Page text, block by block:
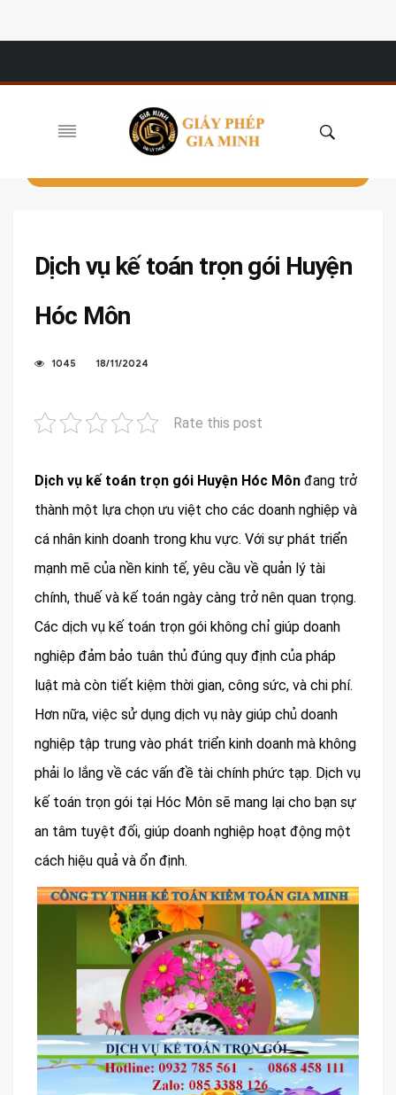
Dịch vụ kế toán trọn gói Huyện
Hóc Môn
1045 18/11/2024
Rate this post
Dịch vụ kế toán trọn gói Huyện Hóc Môn đang trở
thành một lựa chọn ưu việt cho các doanh nghiệp và
cá nhân kinh doanh trong khu vực. Với sự phát triển
mạnh mẽ của nền kinh tế, yêu cầu về quản lý tài
chính, thuế và kế toán ngày càng trở nên quan trọng.
Các dịch vụ kế toán trọn gói không chỉ giúp doanh
nghiệp đảm bảo tuân thủ đúng quy định của pháp
luật mà còn tiết kiệm thời gian, công sức, và chi phí.
Hơn nữa, việc sử dụng dịch vụ này giúp chủ doanh
nghiệp tập trung vào phát triển kinh doanh mà không
phải lo lắng về các vấn đề tài chính phức tạp. Dịch vụ
kế toán trọn gói tại Hóc Môn sẽ mang lại cho bạn sự
an tâm tuyệt đối, giúp doanh nghiệp hoạt động một
cách hiệu quả và ổn định.